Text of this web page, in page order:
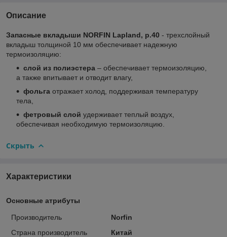
Описание
Запасные вкладыши NORFIN Lapland, р.40 - трехслойный
вкладыш толщиной 10 мм обеспечивает надежную
термоизоляцию:
слой из полиэстера – обеспечивает термоизоляцию,
а также впитывает и отводит влагу,
фольга отражает холод, поддерживая температуру
тела,
фетровый слой удерживает теплый воздух,
обеспечивая необходимую термоизоляцию.
Скрыть
Характеристики
Основные атрибуты
Производитель
Norfin
Страна производитель
Китай